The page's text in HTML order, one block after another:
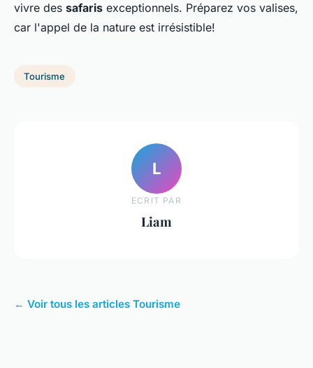
vivre des safaris exceptionnels. Préparez vos valises,
car l'appel de la nature est irrésistible!
Tourisme
L
ECRIT PAR
Liam
← Voir tous les articles Tourisme